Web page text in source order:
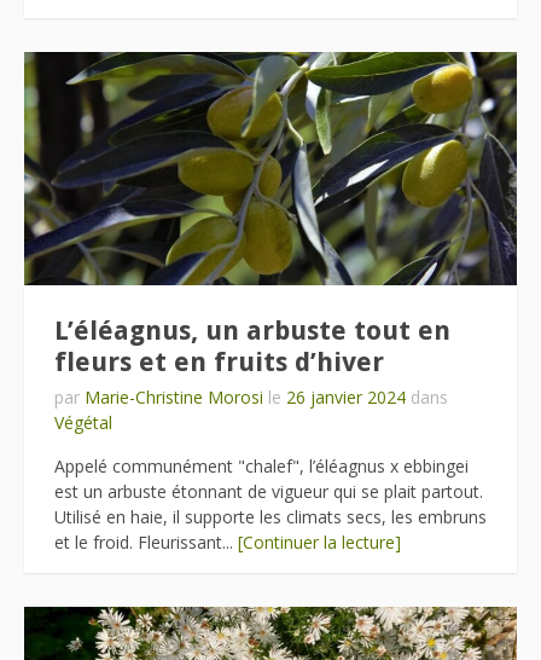
L’éléagnus, un arbuste tout en
fleurs et en fruits d’hiver
par Marie-Christine Morosi le 26 janvier 2024 dans
Végétal
Appelé communément "chalef", l’éléagnus x ebbingei
est un arbuste étonnant de vigueur qui se plait partout.
Utilisé en haie, il supporte les climats secs, les embruns
et le froid. Fleurissant... [Continuer la lecture]